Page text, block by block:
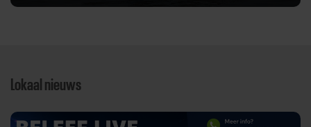
Lokaal nieuws